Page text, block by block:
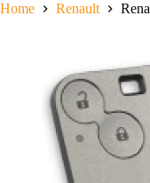
Home Renault